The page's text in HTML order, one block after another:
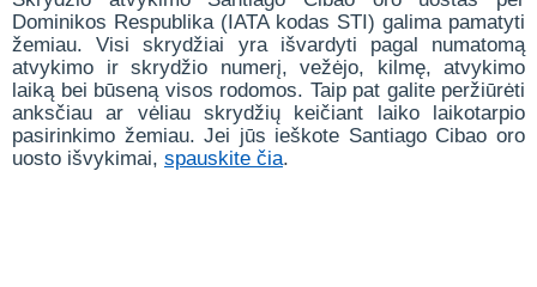
Dominikos Respublika (IATA kodas STI) galima pamatyti
žemiau. Visi skrydžiai yra išvardyti pagal numatomą
atvykimo ir skrydžio numerį, vežėjo, kilmę, atvykimo
laiką bei būseną visos rodomos. Taip pat galite peržiūrėti
anksčiau ar vėliau skrydžių keičiant laiko laikotarpio
pasirinkimo žemiau. Jei jūs ieškote Santiago Cibao oro
uosto išvykimai, spauskite čia.